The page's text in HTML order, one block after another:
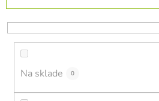
d
e
Na sklade 0